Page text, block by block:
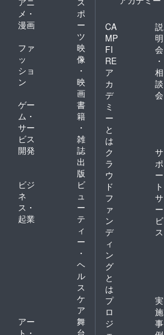
メ・
漫画
ポ
ー
ツ
ファ
ッ
ショ
ン
映
像
・
映
画
ゲー
ム・
サー
ビス
開発
書
籍
・
雑
誌
出
版
ビジ
ネ
ス・
起業
ビ
ュ
ー
テ
ィ
ー
・
ヘ
ル
ス
ケ
ア
アー
ト・
舞
台
CA
MP
FI
RE
ア
カ
デ
ミ
ー
と
は
説
明
会
・
相
談
会
ク
ラ
ウ
ド
フ
ァ
ン
デ
ィ
ン
グ
と
は
サ
ポ
ー
ト
サ
ー
ビ
ス
プ
ロ
ジ
実
施
事